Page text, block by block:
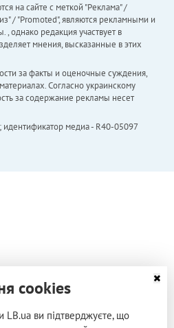
на сайте с меткой "Реклама" /
/ "Promoted", являются рекламными и
, однако редакция участвует в
мнения, высказанные в этих
за факты и оценочные суждения,
Согласно украинскому
за содержание рекламы несет
медиа - R40-05097
cookies
ви підтверджуєте, що